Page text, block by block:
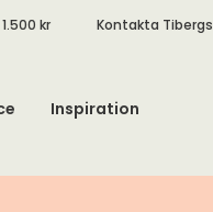
kr Kontakta Tibergs
Inspiration